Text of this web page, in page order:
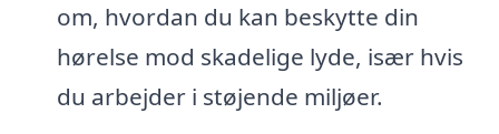
om, hvordan du kan beskytte din
hørelse mod skadelige lyde, især hvis
du arbejder i støjende miljøer.